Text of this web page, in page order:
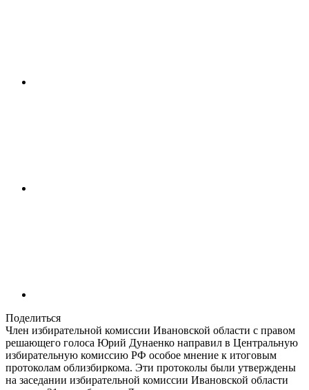
Поделиться
Член избирательной комиссии Ивановской области с правом
решающего голоса Юрий Дунаенко направил в Центральную
избирательную комиссию РФ особое мнение к итоговым
протоколам облизбиркома. Эти протоколы были утверждены
на заседании избирательной комиссии Ивановской области